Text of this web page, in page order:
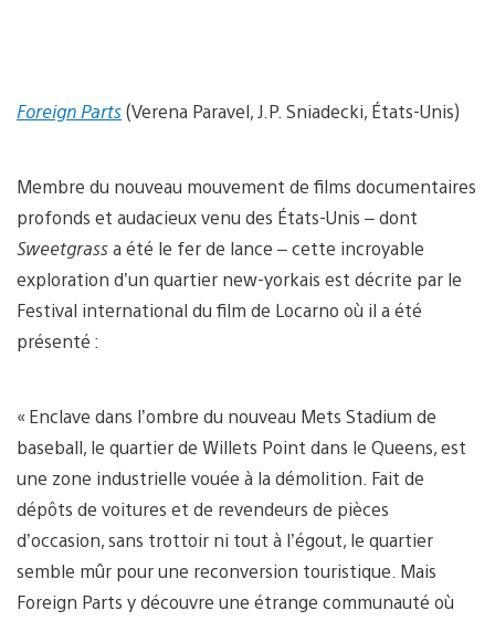
Foreign Parts(Verena Paravel, J.P. Sniadecki, États-Unis)
Membre du nouveau mouvement de films documentaires
profonds et audacieux venu des États-Unis – dont
Sweetgrassa été le fer de lance – cette incroyable
exploration d’un quartier new-yorkais est décrite par le
Festival international du film de Locarno où il a été
présenté :
« Enclave dans l’ombre du nouveau Mets Stadium de
baseball, le quartier de Willets Point dans le Queens, est
une zone industrielle vouée à la démolition. Fait de
dépôts de voitures et de revendeurs de pièces
d’occasion, sans trottoir ni tout à l’égout, le quartier
semble mûr pour une reconversion touristique. Mais
Foreign Parts y découvre une étrange communauté où